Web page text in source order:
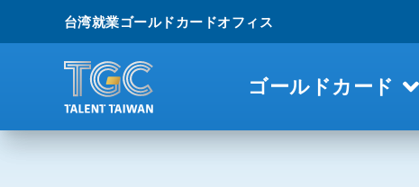
台湾就業ゴールドカードオフィス
ゴールドカード